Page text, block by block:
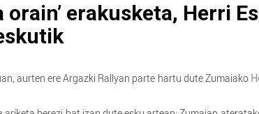
orain’ erakusketa, Herri
aurten ere Argazki Rallyan parte hartu dute Zumaiako